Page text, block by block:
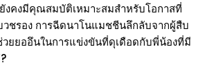
งคงมีคุณสมบัติเหมาะสมสำหรับโอกาสที่
วชรอง การฉีดนาโนแมชชีนลึกลับจากผู้สืบ
วยยออึนในการแข่งขันที่ดุเดือดกับพี่น้องที่มี